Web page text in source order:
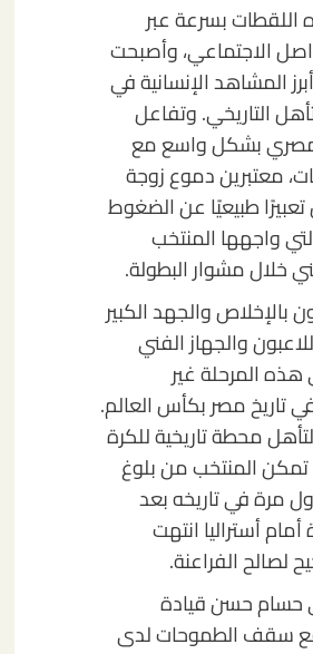
اللقطات بسرعة عبر
الاجتماعي، وأصبحت
المشاهد الإنسانية في
التاريخي. وتفاعل
بشكل واسع مع
معتبرين دموع زوجة
طبيعيًا عن الضغوط
واجهها المنتخب
خلال مشوار البطولة.
بالإخلاص والجهد الكبير
والجهاز الفني
المرحلة غير
تاريخ مصر بكأس العالم.
محطة تاريخية للكرة
تمكن المنتخب من بلوغ
الـ16 لأول مرة في تاريخه بعد
أمام أستراليا انتهت
لصالح الفراعنة.
حسام حسن قيادة
سقف الطموحات لدى